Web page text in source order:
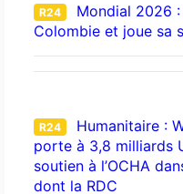
R24
Mondial 2026 :
Colombie et joue sa
R24
Humanitaire :
porte à 3,8 milliards
soutien à l’OCHA
dont la RDC